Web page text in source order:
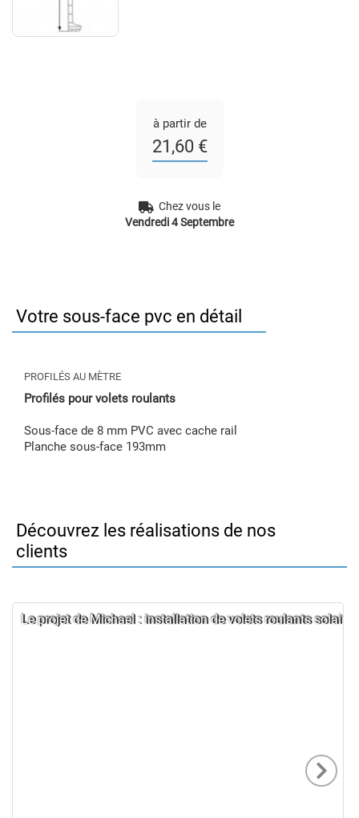
à partir de
21,60 €
Chez vous le
Vendredi 4 Septembre
Votre sous-face pvc en détail
PROFILÉS AU MÈTRE
Profilés pour volets roulants
Sous-face de 8 mm PVC avec cache rail
Planche sous-face 193mm
Découvrez les réalisations de nos
clients
Le projet de Michael : installation de volets roulants